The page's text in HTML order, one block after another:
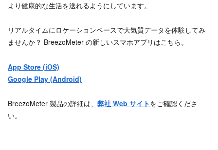
より健康的な生活を送れるようにしています。
リアルタイムにロケーションベースで大気質データを体験してみ
ませんか？ BreezoMeter の新しいスマホアプリはこちら。
App Store (iOS)
Google Play (Android)
BreezoMeter 製品の詳細は、 弊社 Web サイトをご確認くださ
い。